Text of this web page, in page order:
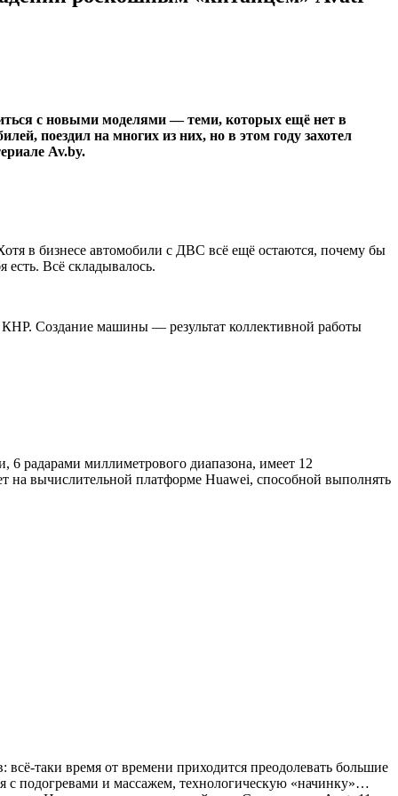
с новыми моделями — теми, которых ещё нет в
поездил на многих из них, но в этом году захотел
Av.by.
в бизнесе автомобили с ДВС всё ещё остаются, почему бы
Всё складывалось.
Создание машины — результат коллективной работы
радарами миллиметрового диапазона, имеет 12
на вычислительной платформе Huawei, способной выполнять
таки время от времени приходится преодолевать большие
с подогревами и массажем, технологическую «начинку»…